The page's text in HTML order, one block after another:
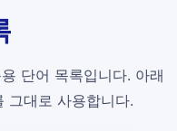
단어 목록입니다. 아래
그대로 사용합니다.